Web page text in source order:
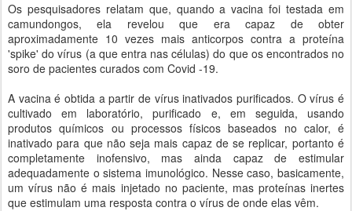
Os pesquisadores relatam que, quando a vacina foi testada em
camundongos, ela revelou que era capaz de obter
aproximadamente 10 vezes mais anticorpos contra a proteína
'spike' do vírus (a que entra nas células) do que os encontrados no
soro de pacientes curados com Covid -19.
A vacina é obtida a partir de vírus inativados purificados. O vírus é
cultivado em laboratório, purificado e, em seguida, usando
produtos químicos ou processos físicos baseados no calor, é
inativado para que não seja mais capaz de se replicar, portanto é
completamente inofensivo, mas ainda capaz de estimular
adequadamente o sistema imunológico. Nesse caso, basicamente,
um vírus não é mais injetado no paciente, mas proteínas inertes
que estimulam uma resposta contra o vírus de onde elas vêm.